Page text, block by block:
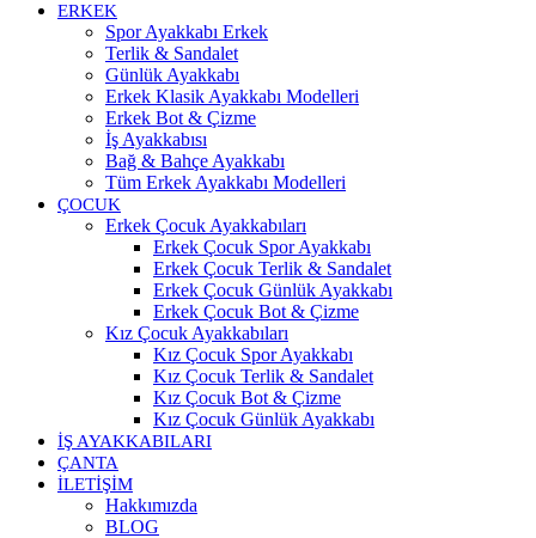
ERKEK
Spor Ayakkabı Erkek
Terlik & Sandalet
Günlük Ayakkabı
Erkek Klasik Ayakkabı Modelleri
Erkek Bot & Çizme
İş Ayakkabısı
Bağ & Bahçe Ayakkabı
Tüm Erkek Ayakkabı Modelleri
ÇOCUK
Erkek Çocuk Ayakkabıları
Erkek Çocuk Spor Ayakkabı
Erkek Çocuk Terlik & Sandalet
Erkek Çocuk Günlük Ayakkabı
Erkek Çocuk Bot & Çizme
Kız Çocuk Ayakkabıları
Kız Çocuk Spor Ayakkabı
Kız Çocuk Terlik & Sandalet
Kız Çocuk Bot & Çizme
Kız Çocuk Günlük Ayakkabı
İŞ AYAKKABILARI
ÇANTA
İLETİŞİM
Hakkımızda
BLOG